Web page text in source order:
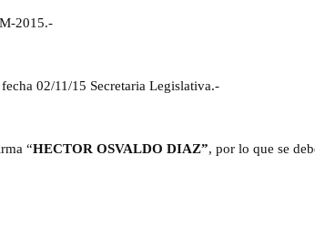
2015.-
02/11/15 Secretaria Legislativa.-
“HECTOR OSVALDO DIAZ”, por lo que se